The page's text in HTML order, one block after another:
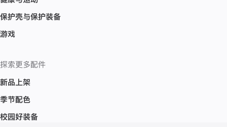
保护壳与保护装备
游戏
探索更多配件
新品上架
季节配色
校园好装备